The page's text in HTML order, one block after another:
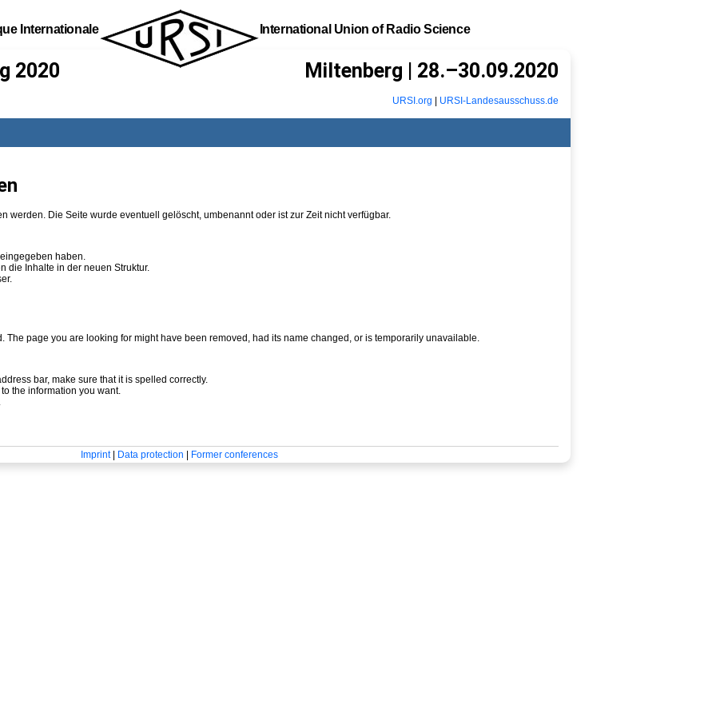
Internationale International Union of Radio Science
2020 Miltenberg | 28.–30.09.2020
URSI.org URSI-Landesausschuss.de
werden. Die Seite wurde eventuell gelöscht, umbenannt oder ist zur Zeit nicht verfügbar.
haben.
die Inhalte in der neuen Struktur.
The page you are looking for might have been removed, had its name changed, or is temporarily unavailable.
bar, make sure that it is spelled correctly.
the information you want.
Imprint| Data protection Former conferences